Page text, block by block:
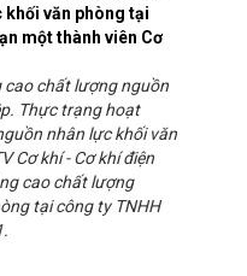
văn phòng tại
một thành viên Cơ
cao chất lượng nguồn
Thực trạng hoạt
nhân lực khối văn
Cơ khí - Cơ khí điện
cao chất lượng
tại công ty TNHH